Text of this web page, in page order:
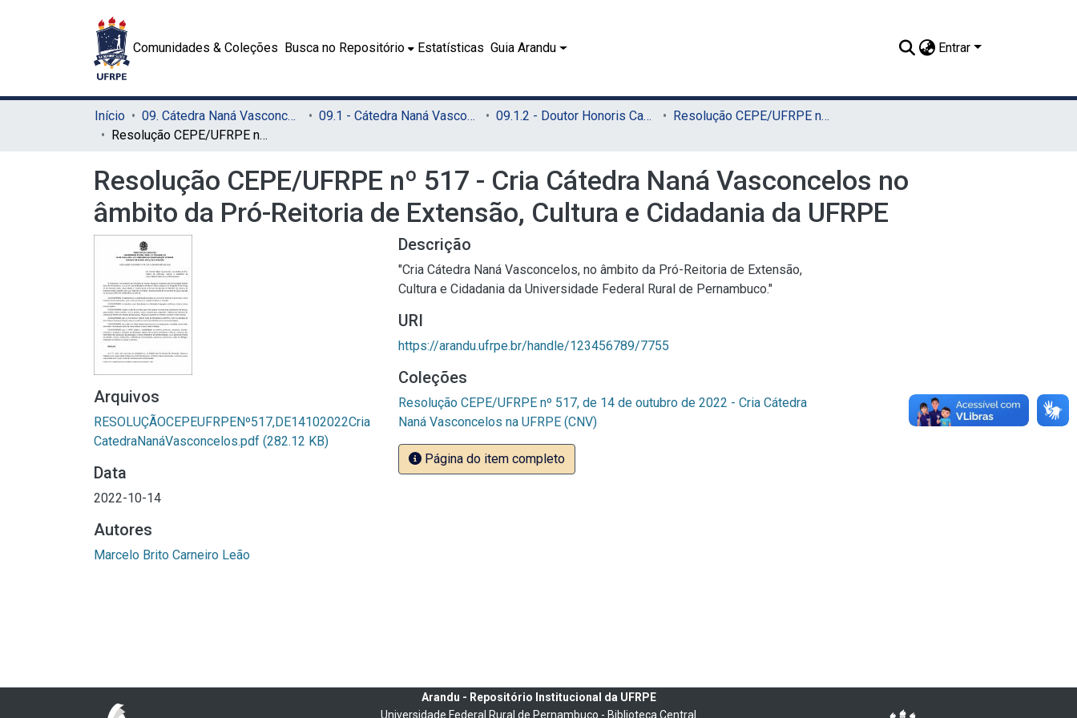
Comunidades & Coleções Busca no Repositório Estatísticas Guia Arandu Entrar
Início 09. Cátedra Naná Vasconcelos (CNV) 09.1 - Cátedra Naná Vasconcelos (CNV) 09.1.2 - Doutor Honoris Causa (CNV)
Resolução CEPE/UFRPE nº 517, de 14 de outubro de 2022 - Cria Cátedra Naná Vasconcelos na UFRPE (CNV)
Resolução CEPE/UFRPE nº 517 - Cria Cátedra Naná Vasconcelos no âmbito da Pró-Reitoria de Extensão, Cultura e Cidadania da UFRPE
Resolução CEPE/UFRPE nº 517 - Cria Cátedra Naná Vasconcelos no
âmbito da Pró-Reitoria de Extensão, Cultura e Cidadania da UFRPE
Arquivos
RESOLUÇÃOCEPEUFRPENº517,DE14102022Cria
CatedraNanáVasconcelos.pdf (282.12 KB)
Data
2022-10-14
Autores
Marcelo Brito Carneiro Leão
Descrição
"Cria Cátedra Naná Vasconcelos, no âmbito da Pró-Reitoria de Extensão,
Cultura e Cidadania da Universidade Federal Rural de Pernambuco."
URI
https://arandu.ufrpe.br/handle/123456789/7755
Coleções
Resolução CEPE/UFRPE nº 517, de 14 de outubro de 2022 - Cria Cátedra
Naná Vasconcelos na UFRPE (CNV)
Página do item completo
Arandu - Repositório Institucional da UFRPE
Universidade Federal Rural de Pernambuco - Biblioteca Central